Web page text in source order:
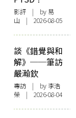
影評 | by 易
山 | 2026-08-05
談《錯覺與和
解》──筆訪
嚴瀚欽
專訪 | by 李浩
榮 | 2026-08-04